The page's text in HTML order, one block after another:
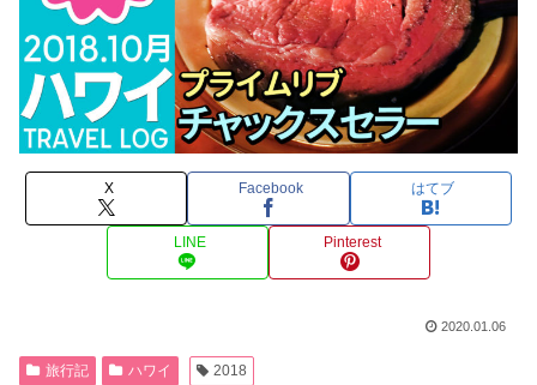
X Facebook はてブ
LINE Pinterest
2020.01.06
旅行記 ハワイ 2018